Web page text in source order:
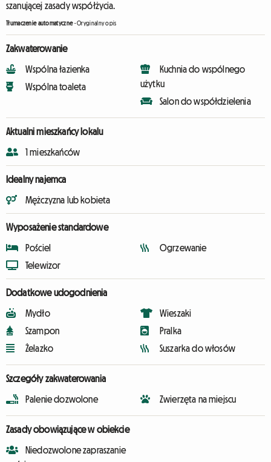
szanującej zasady współżycia.
Tłumaczenie automatyczne-Oryginalny opis
Zakwaterowanie
Wspólna łazienka
Wspólna toaleta
Kuchnia do wspólnego
użytku
Salon do współdzielenia
Aktualni mieszkańcy lokalu
1 mieszkańców
Idealny najemca
Mężczyzna lub kobieta
Wyposażenie standardowe
Pościel
Telewizor
Ogrzewanie
Dodatkowe udogodnienia
Mydło
Szampon
Żelazko
Wieszaki
Pralka
Suszarka do włosów
Szczegóły zakwaterowania
Palenie dozwolone Zwierzęta na miejscu
Zasady obowiązujące w obiekcie
Niedozwolone zapraszanie